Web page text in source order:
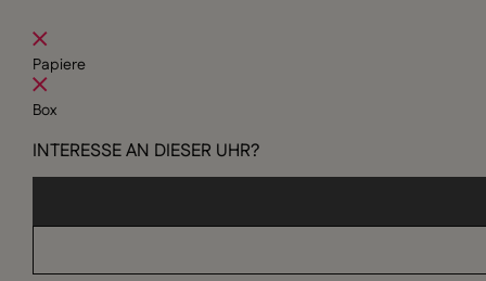
Papiere
Box
INTERESSE AN DIESER UHR?